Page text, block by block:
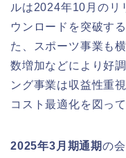
ルは2024年10月のリ
ウンロードを突破す
た、スポーツ事業も
数増加などにより好
ング事業は収益性重
コスト最適化を図って
2025年3月期通期の